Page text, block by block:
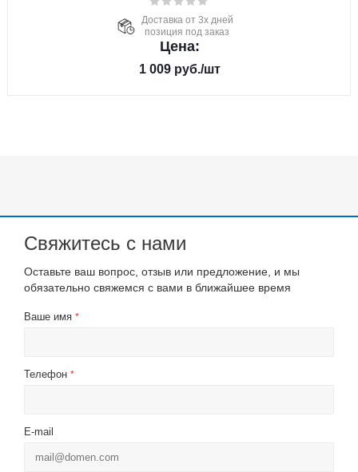
Доставка от 3х дней
позиция под заказ
Цена:
1 009руб./шт
Свяжитесь с нами
Оставьте ваш вопрос, отзыв или предложение, и мы
обязательно свяжемся с вами в ближайшее время
Ваше имя *
Телефон *
E-mail